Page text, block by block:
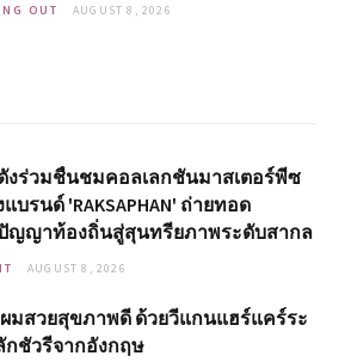
OUT AUGUST 8, 2026
งร่วมชื่นชมคอลเลกชันมาสเตอร์พีซ
บรนด์ 'RAKSAPHAN' ถ่ายทอด
ญญาท้องถิ่นสู่สุนทรียภาพระดับสากล
AUGUST 8, 2026
ผมสวยสุขภาพดี ด้วยวีแกนแฮร์แคร์ระ
กชัวรีจากอังกฤษ